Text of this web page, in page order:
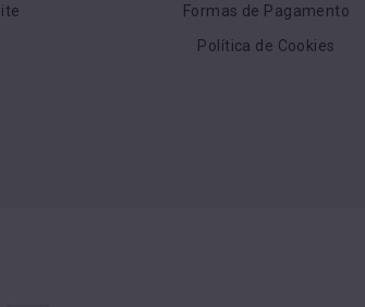
Formas de Pagamento
Política de Cookies